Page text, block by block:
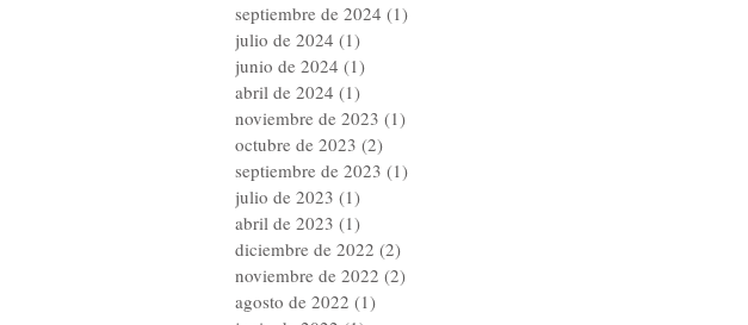
septiembre de 2024 (1)
julio de 2024 (1)
junio de 2024 (1)
abril de 2024 (1)
noviembre de 2023 (1)
octubre de 2023 (2)
septiembre de 2023 (1)
julio de 2023 (1)
abril de 2023 (1)
diciembre de 2022 (2)
noviembre de 2022 (2)
agosto de 2022 (1)